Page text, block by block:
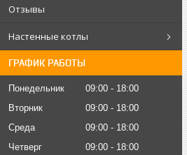
Отзывы
Настенные котлы
ГРАФИК РАБОТЫ
Понедельник 09:00
18:00
Вторник
09:00
18:00
Среда
09:00
18:00
Четверг
09:00
18:00